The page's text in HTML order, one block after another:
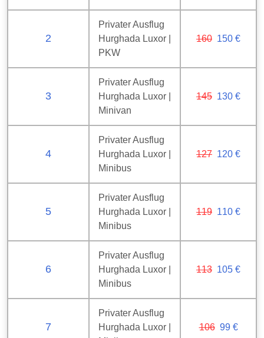
2
Privater Ausflug
Hurghada Luxor |
PKW
160 150 €
3
Privater Ausflug
Hurghada Luxor |
Minivan
145 130 €
4
Privater Ausflug
Hurghada Luxor |
Minibus
127 120 €
5
Privater Ausflug
Hurghada Luxor |
Minibus
119 110 €
6
Privater Ausflug
Hurghada Luxor |
Minibus
113 105 €
7
Privater Ausflug
Hurghada Luxor |
106 99 €